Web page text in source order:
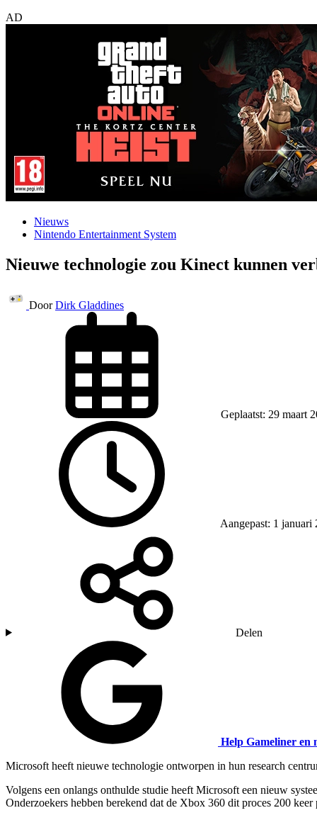
AD
Nieuws
Nintendo Entertainment System
Nieuwe technologie zou Kinect kunnen
Door Dirk Gladdines
Geplaatst: 29 maart
Aangepast: 1 januari
Delen
Help Gameliner en
Microsoft heeft nieuwe technologie ontworpen in hun research
Volgens een onlangs onthulde studie heeft Microsoft een nieuw
Onderzoekers hebben berekend dat de Xbox 360 dit proces 200